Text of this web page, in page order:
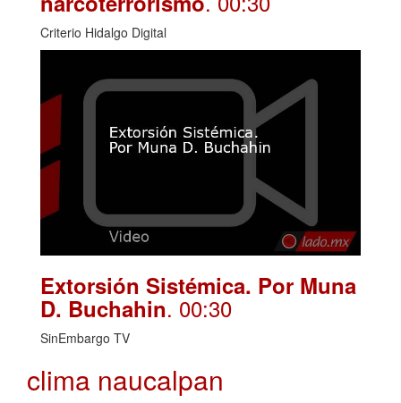
Criterio Hidalgo Digital
Extorsión Sistémica. Por Muna
D. Buchahin. 00:30
SinEmbargo TV
clima naucalpan